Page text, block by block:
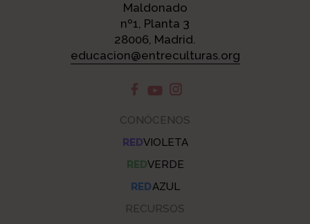
Maldonado
nº1, Planta 3
28006, Madrid.
educacion@entreculturas.org
CONÓCENOS
REDVIOLETA
REDVERDE
REDAZUL
RECURSOS